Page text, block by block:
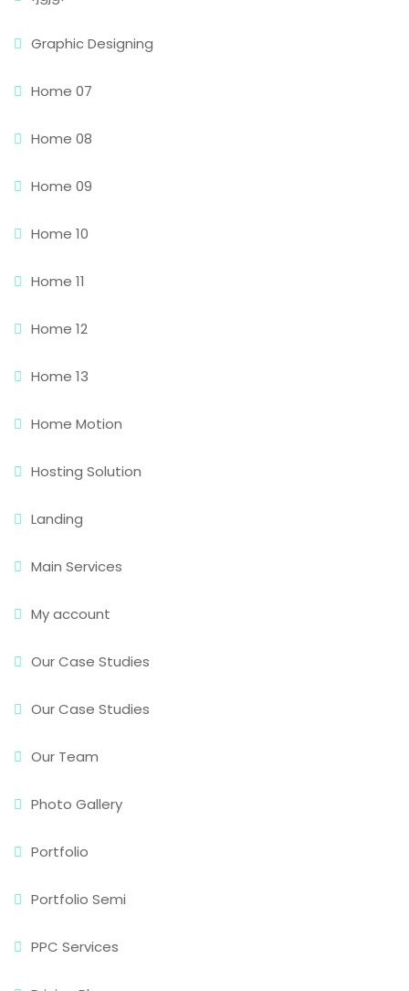
Graphic Designing
Home 07
Home 08
Home 09
Home 10
Home 11
Home 12
Home 13
Home Motion
Hosting Solution
Landing
Main Services
My account
Our Case Studies
Our Case Studies
Our Team
Photo Gallery
Portfolio
Portfolio Semi
PPC Services